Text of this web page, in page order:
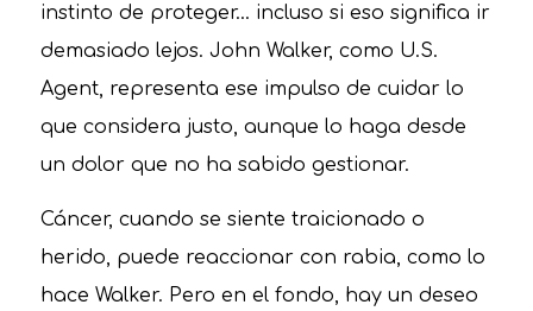
instinto de proteger… incluso si eso significa ir
demasiado lejos. John Walker, como U.S.
Agent, representa ese impulso de cuidar lo
que considera justo, aunque lo haga desde
un dolor que no ha sabido gestionar.
Cáncer, cuando se siente traicionado o
herido, puede reaccionar con rabia, como lo
hace Walker. Pero en el fondo, hay un deseo